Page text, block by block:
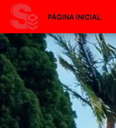
PÁGINA INICIAL